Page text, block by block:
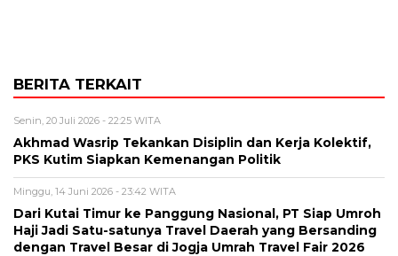
BERITA TERKAIT
Senin, 20 Juli 2026 - 22:25 WITA
Akhmad Wasrip Tekankan Disiplin dan Kerja Kolektif,
PKS Kutim Siapkan Kemenangan Politik
Minggu, 14 Juni 2026 - 23:42 WITA
Dari Kutai Timur ke Panggung Nasional, PT Siap Umroh
Haji Jadi Satu-satunya Travel Daerah yang Bersanding
dengan Travel Besar di Jogja Umrah Travel Fair 2026